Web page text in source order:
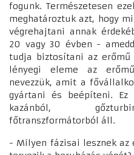
fogunk. Természetesen
meghatároztuk azt, hogy
végrehajtani annak
20 vagy 30 évben -
tudja biztosítani az erőmű
lényegi eleme az
nevezzük, amit a
gyártani és beépíteni. Ez
kazánból,
főtranszformátorból áll.
- Milyen fázisai lesznek az